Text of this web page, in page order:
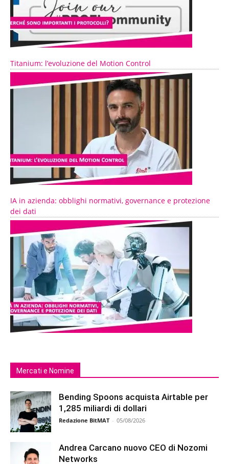
Titanium: l’evoluzione del Motion Control
IA in azienda: obblighi normativi, governance e protezione
dei dati
Mercati e Nomine
Bending Spoons acquista Airtable per
1,285 miliardi di dollari
Redazione BitMAT - 05/08/2026
Andrea Carcano nuovo CEO di Nozomi
Networks